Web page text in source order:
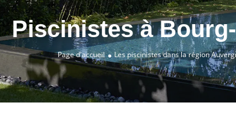
Piscinistes à
Page d'accueil Les piscinistes dans la région